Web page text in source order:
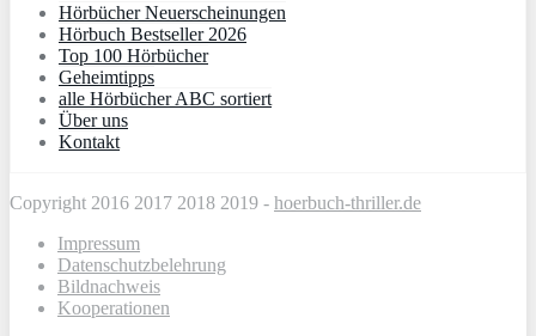
Hörbücher Neuerscheinungen
Hörbuch Bestseller 2026
Top 100 Hörbücher
Geheimtipps
alle Hörbücher ABC sortiert
Über uns
Kontakt
Copyright 2016 2017 2018 2019 - hoerbuch-thriller.de
Impressum
Datenschutzbelehrung
Bildnachweis
Kooperationen